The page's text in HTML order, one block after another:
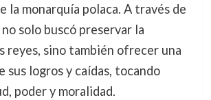
la monarquía polaca. A través de
solo buscó preservar la
reyes, sino también ofrecer una
sus logros y caídas, tocando
poder y moralidad.